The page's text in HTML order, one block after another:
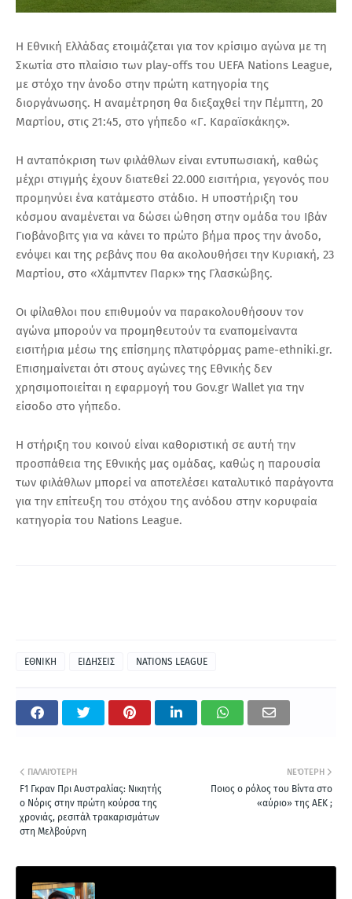
Η Εθνική Ελλάδας ετοιμάζεται για τον κρίσιμο αγώνα με τη
Σκωτία στο πλαίσιο των play-offs του UEFA Nations League,
με στόχο την άνοδο στην πρώτη κατηγορία της
διοργάνωσης. Η αναμέτρηση θα διεξαχθεί την Πέμπτη, 20
Μαρτίου, στις 21:45, στο γήπεδο «Γ. Καραϊσκάκης».
Η ανταπόκριση των φιλάθλων είναι εντυπωσιακή, καθώς
μέχρι στιγμής έχουν διατεθεί 22.000 εισιτήρια, γεγονός που
προμηνύει ένα κατάμεστο στάδιο. Η υποστήριξη του
κόσμου αναμένεται να δώσει ώθηση στην ομάδα του Ιβάν
Γιοβάνοβιτς για να κάνει το πρώτο βήμα προς την άνοδο,
ενόψει και της ρεβάνς που θα ακολουθήσει την Κυριακή, 23
Μαρτίου, στο «Χάμπντεν Παρκ» της Γλασκώβης.
Οι φίλαθλοι που επιθυμούν να παρακολουθήσουν τον
αγώνα μπορούν να προμηθευτούν τα εναπομείναντα
εισιτήρια μέσω της επίσημης πλατφόρμας pame-ethniki.gr.
Επισημαίνεται ότι στους αγώνες της Εθνικής δεν
χρησιμοποιείται η εφαρμογή του Gov.gr Wallet για την
είσοδο στο γήπεδο.
Η στήριξη του κοινού είναι καθοριστική σε αυτή την
προσπάθεια της Εθνικής μας ομάδας, καθώς η παρουσία
των φιλάθλων μπορεί να αποτελέσει καταλυτικό παράγοντα
για την επίτευξη του στόχου της ανόδου στην κορυφαία
κατηγορία του Nations League.
ΕΘΝΙΚΗ ΕΙΔΗΣΕΙΣ NATIONS LEAGUE
ΝΕΌΤΕΡΗ
Ποιος ο ρόλος του Βίντα στο
«αύριο» της ΑΕΚ ;
ΠΑΛΑΙΌΤΕΡΗ
F1 Γκραν Πρι Αυστραλίας: Νικητής
ο Νόρις στην πρώτη κούρσα της
χρονιάς, ρεσιτάλ τρακαρισμάτων
στη Μελβούρνη